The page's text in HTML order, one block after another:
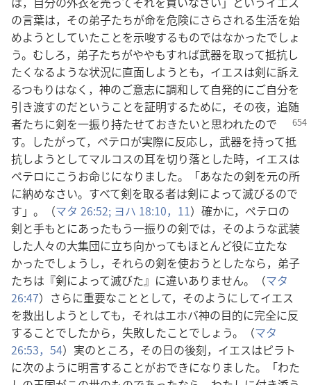
の言葉は，その弟子たちが命を危険にさらされる生活を始
めようとしていたことを示唆するものではなかったでしょ
う。むしろ，弟子たちがややもすれば武器を取って抵抗し
たくなるような状況に直面しようとも，イエスは剣に訴え
るつもりはなく，神のご意志に調和して自発的にご自分を
引き渡すのだということを証明するために，その夜，追随
者たちに剣を一振り持たせておきたいと思われたので
す。したがって，ペテロが実際に反応し，武器を持って抵
抗しようとしてマルコスの耳を切り落とした時，イエスは
ペテロにこうお命じになりました。「あなたの剣を元の所
に納めなさい。すべて剣を取る者は剣によって滅びるので
す」。（マタ 26:52; ヨハ 18:10，11）確かに，ペテロの
剣と手もとにあったもう一振りの剣では，そのような武装
した人々の大集団に立ち向かってもほとんど役に立たな
かったでしょうし，それらの剣を使おうとしたなら，弟子
たちは『剣によって滅びた』に違いありません。（マタ
26:47）さらに重要なこととして，そのようにしてイエス
を救出しようとしても，それはエホバ神の目的に完全に反
することでしたから，失敗したことでしょう。（マタ
26:53，54）実のところ，その日の後刻，イエスはピラト
に次のように明言することがおできになりました。「わた